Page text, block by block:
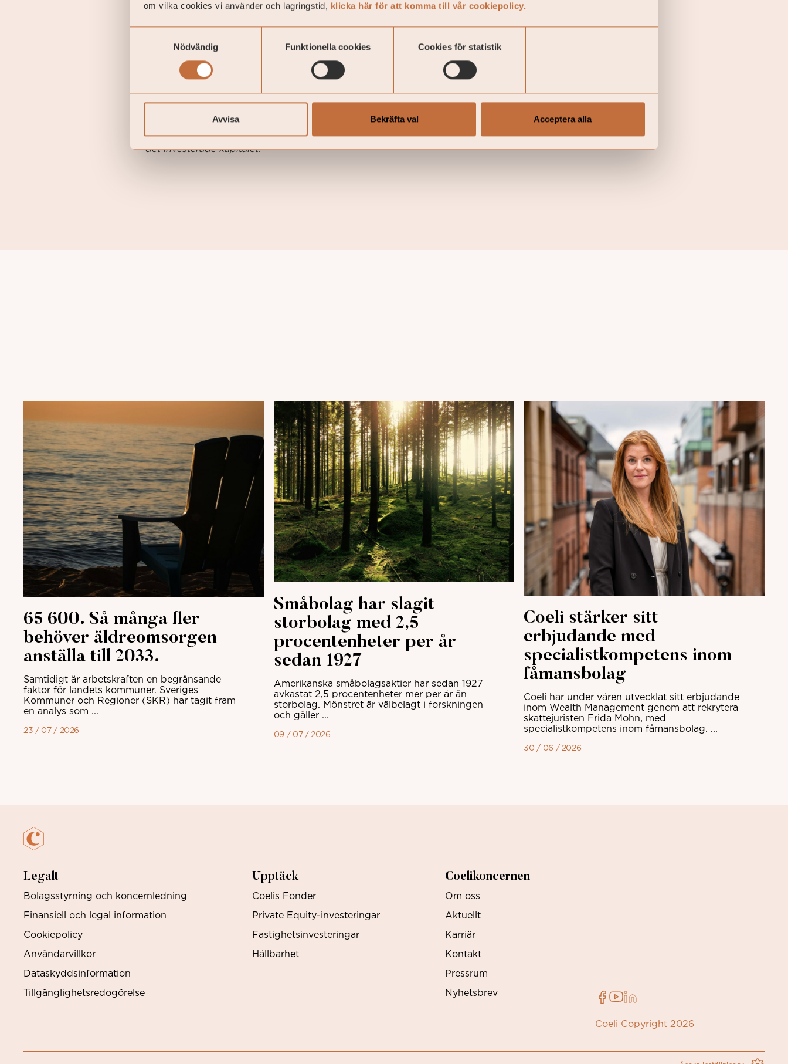
om vilka cookies vi använder och lagringstid, klicka här för att komma till vår cookiepolicy.
Nödvändig
Funktionella cookies Cookies för statistik
Avvisa Bekräfta val Acceptera alla
till rätt instrument och förmågan att hålla fast vid, eller justera strategin, när marknaden gör något oväntat.
Låter diskretionär förvaltning som något för dig? Läs mer om vår diskretionära förvaltning
Denna text utgör inte investeringsrådgivning, den utgör marknadsföring från Coeli Wealth Management. En
investering i värdepapper/fonder kan både öka och minska i värde och det är inte säkert att du får tillbaka
det investerade kapitalet.
65 600. Så många fler
behöver äldreomsorgen
anställa till 2033.
Samtidigt är arbetskraften en begränsande
faktor för landets kommuner. Sveriges
Kommuner och Regioner (SKR) har tagit fram
en analys som ...
23 / 07 / 2026
Småbolag har slagit
storbolag med 2,5
procentenheter per år
sedan 1927
Amerikanska småbolagsaktier har sedan 1927
avkastat 2,5 procentenheter mer per år än
storbolag. Mönstret är välbelagt i forskningen
och gäller ...
09 / 07 / 2026
Coeli stärker sitt
erbjudande med
specialistkompetens inom
fåmansbolag
Coeli har under våren utvecklat sitt erbjudande
inom Wealth Management genom att rekrytera
skattejuristen Frida Mohn, med
specialistkompetens inom fåmansbolag. ...
30 / 06 / 2026
Legalt
Bolagsstyrning och koncernledning
Finansiell och legal information
Cookiepolicy
Användarvillkor
Dataskyddsinformation
Tillgänglighetsredogörelse
Upptäck
Coelis Fonder
Private Equity-investeringar
Fastighetsinvesteringar
Hållbarhet
Coelikoncernen
Om oss
Aktuellt
Karriär
Kontakt
Pressrum
Nyhetsbrev
Coeli Copyright 2026